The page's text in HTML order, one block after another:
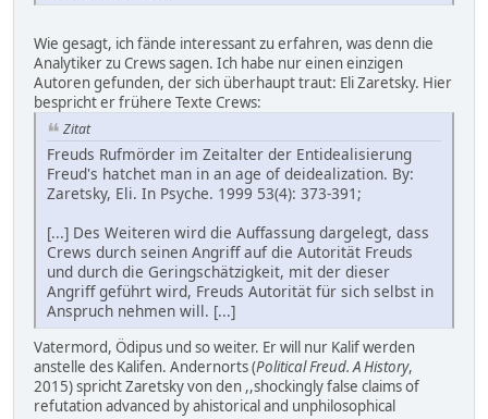
Wie gesagt, ich fände interessant zu erfahren, was denn die
Analytiker zu Crews sagen. Ich habe nur einen einzigen
Autoren gefunden, der sich überhaupt traut: Eli Zaretsky. Hier
bespricht er frühere Texte Crews:
Zitat
Freuds Rufmörder im Zeitalter der Entidealisierung
Freud's hatchet man in an age of deidealization. By:
Zaretsky, Eli. In Psyche. 1999 53(4): 373-391;
[...] Des Weiteren wird die Auffassung dargelegt, dass
Crews durch seinen Angriff auf die Autorität Freuds
und durch die Geringschätzigkeit, mit der dieser
Angriff geführt wird, Freuds Autorität für sich selbst in
Anspruch nehmen will. [...]
Vatermord, Ödipus und so weiter. Er will nur Kalif werden
anstelle des Kalifen. Andernorts (Political Freud. A History,
2015) spricht Zaretsky von den ,,shockingly false claims of
refutation advanced by ahistorical and unphilosophical